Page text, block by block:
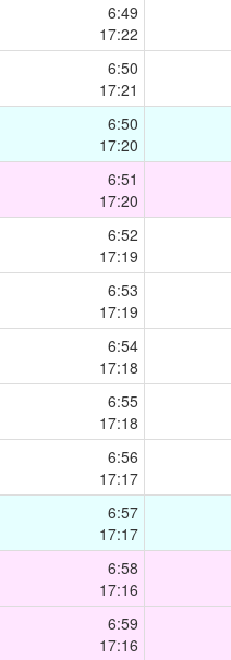
6:49
17:22
6:50
17:21
6:50
17:20
6:51
17:20
6:52
17:19
6:53
17:19
6:54
17:18
6:55
17:18
6:56
17:17
6:57
17:17
6:58
17:16
6:59
17:16